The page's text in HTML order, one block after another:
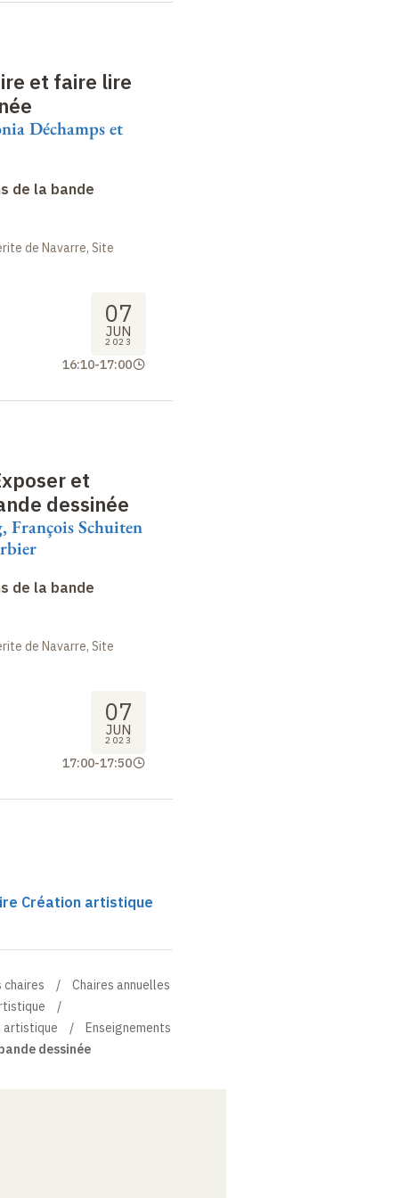
et faire lire
Déchamps et
de la bande
de Navarre, Site
07
JUN
2023
16:10-17:00
et
dessinée
François Schuiten
de la bande
de Navarre, Site
07
JUN
2023
17:00-17:50
Création artistique
chaires
Chaires annuelles
artistique
Enseignements
dessinée